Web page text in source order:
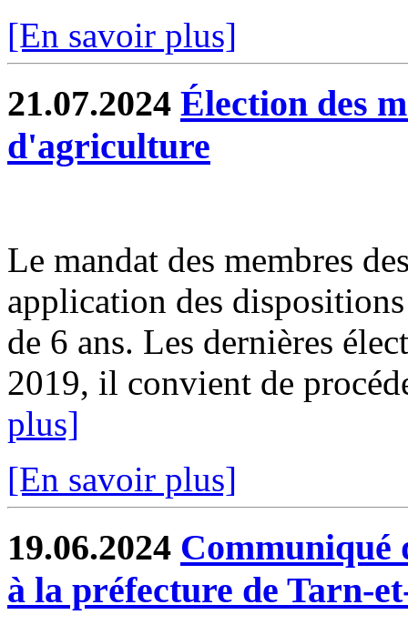
[En savoir plus]
21.07.2024 Élection des
d'agriculture
Le mandat des membres
application des
de 6 ans. Les dernières
2019, il convient de
plus]
[En savoir plus]
19.06.2024 Communiqué
à la préfecture de Tarn-